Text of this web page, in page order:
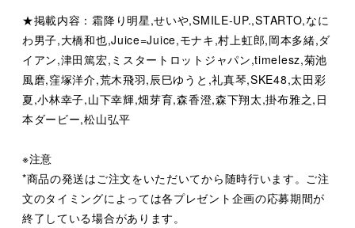
★掲載内容：霜降り明星,せいや,SMILE-UP.,STARTO,なに
わ男子,大橋和也,Juice=Juice,モナキ,村上虹郎,岡本多緒,ダ
イアン,津田篤宏,ミスタートロットジャパン,timelesz,菊池
風磨,窪塚洋介,荒木飛羽,辰巳ゆうと,礼真琴,SKE48,太田彩
夏,小林幸子,山下幸輝,畑芽育,森香澄,森下翔太,掛布雅之,日
本ダービー,松山弘平
※注意
*商品の発送はご注文をいただいてから随時行います。ご注
文のタイミングによっては各プレゼント企画の応募期間が
終了している場合があります。